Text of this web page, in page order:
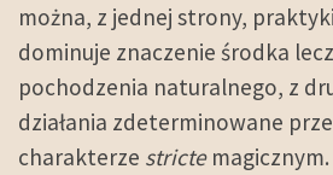
można, z jednej strony,
dominuje znaczenie środka
pochodzenia naturalnego, z
działania zdeterminowane
charakterze strictemagicznym.